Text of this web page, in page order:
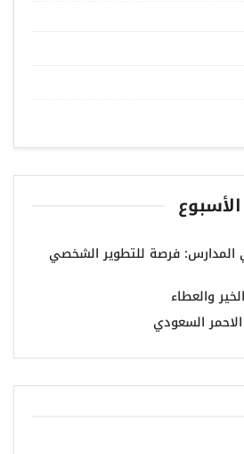
فرصة للتطوير الشخصي
والعطاء
السعودي